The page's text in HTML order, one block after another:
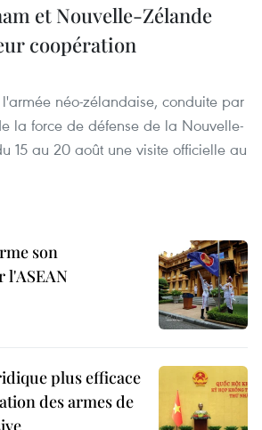
et Nouvelle-Zélande
coopération
néo-zélandaise, conduite par
la force de défense de la Nouvelle-
15 au 20 août une visite officielle au
son
l'ASEAN
plus efficace
des armes de